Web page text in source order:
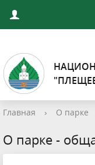
Главная › О парке
О парке -